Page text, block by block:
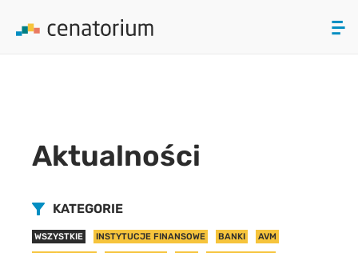
Aktualności
KATEGORIE
WSZYSTKIE INSTYTUCJE FINANSOWE BANKI AVM